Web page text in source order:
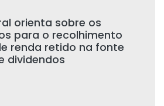
orienta sobre os
para o recolhimento
renda retido na fonte
dividendos